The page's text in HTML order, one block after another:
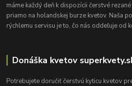
máme každý deň k dispozícii čerstvé
priamo na holandskej burze kvetov. Naša
rýchlemu servisu je to, čo nás oddeľuje od
Donáška kvetov
Potrebujete doručiť čerstvú kyticu kvetov